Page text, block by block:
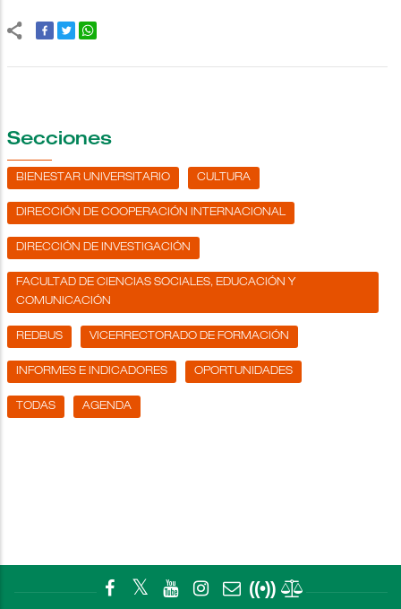
Secciones
BIENESTAR UNIVERSITARIO CULTURA
DIRECCIÓN DE COOPERACIÓN INTERNACIONAL
DIRECCIÓN DE INVESTIGACIÓN
FACULTAD DE CIENCIAS SOCIALES, EDUCACIÓN Y
COMUNICACIÓN
REDBUS VICERRECTORADO DE FORMACIÓN
INFORMES E INDICADORES OPORTUNIDADES
TODAS AGENDA